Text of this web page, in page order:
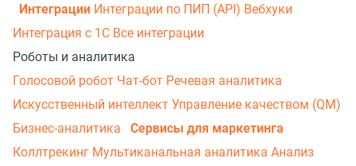
Интеграции Интеграции по ПИП (API) Вебхуки
Интеграция с 1С Все интеграции
Роботы и аналитика
Голосовой робот Чат-бот Речевая аналитика
Искусственный интеллект Управление качеством (QM)
Бизнес-аналитика
Сервисы для маркетинга
Коллтрекинг Мультиканальная аналитика Анализ